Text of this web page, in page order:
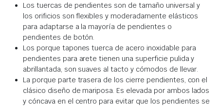
Los tuercas de pendientes son de tamaño universal y
los orificios son flexibles y moderadamente elásticos
para adaptarse a la mayoría de pendientes o
pendientes de botón.
Los porque tapones tuerca de acero inoxidable para
pendientes para arete tienen una superficie pulida y
abrillantada, son suaves al tacto y cómodos de llevar.
La porque parte trasera de los cierre pendientes, con el
clásico diseño de mariposa. Es elevada por ambos lados
y cóncava en el centro para evitar que los pendientes se